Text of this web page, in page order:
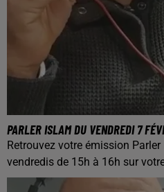
PARLER ISLAM DU VENDREDI 7
Retrouvez votre émission
vendredis de 15h à 16h sur